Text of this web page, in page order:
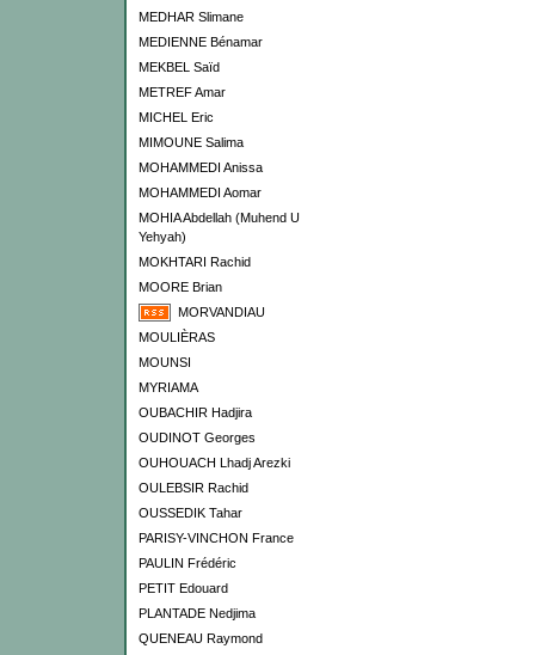
MEDHAR Slimane
MEDIENNE Bénamar
MEKBEL Saïd
METREF Amar
MICHEL Eric
MIMOUNE Salima
MOHAMMEDI Anissa
MOHAMMEDI Aomar
MOHIA Abdellah (Muhend U
Yehyah)
MOKHTARI Rachid
MOORE Brian
MORVANDIAU
MOULIÈRAS
MOUNSI
MYRIAMA
OUBACHIR Hadjira
OUDINOT Georges
OUHOUACH Lhadj Arezki
OULEBSIR Rachid
OUSSEDIK Tahar
PARISY-VINCHON France
PAULIN Frédéric
PETIT Edouard
PLANTADE Nedjima
QUENEAU Raymond